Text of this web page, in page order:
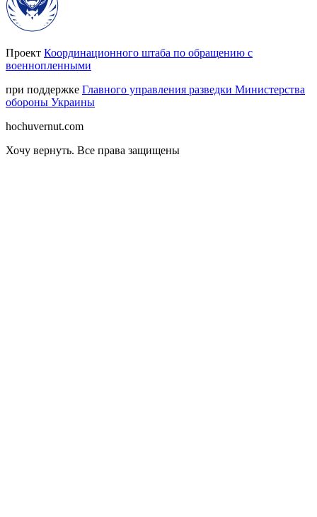
Проект Координационного штаба по обращению с
военнопленными
при поддержке Главного управления разведки Министерства
обороны Украины
hochuvernut.com
Хочу вернуть. Все права защищены